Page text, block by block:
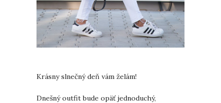
Krásny slnečný deň vám želám!
Dnešný outfit bude opäť jednoduchý,